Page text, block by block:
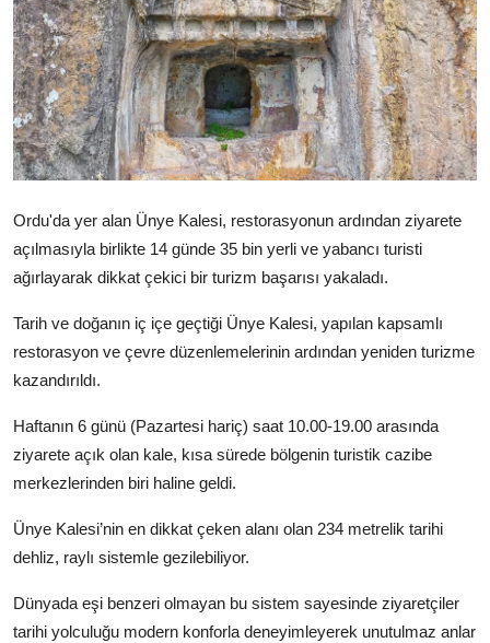
Ekonomi
Ordu'da yer alan Ünye Kalesi, restorasyonun ardından ziyarete
açılmasıyla birlikte 14 günde 35 bin yerli ve yabancı turisti
ağırlayarak dikkat çekici bir turizm başarısı yakaladı.
Tarih ve doğanın iç içe geçtiği Ünye Kalesi, yapılan kapsamlı
restorasyon ve çevre düzenlemelerinin ardından yeniden turizme
kazandırıldı.
Haftanın 6 günü (Pazartesi hariç) saat 10.00-19.00 arasında
ziyarete açık olan kale, kısa sürede bölgenin turistik cazibe
merkezlerinden biri haline geldi.
Ünye Kalesi’nin en dikkat çeken alanı olan 234 metrelik tarihi
dehliz, raylı sistemle gezilebiliyor.
Dünyada eşi benzeri olmayan bu sistem sayesinde ziyaretçiler
tarihi yolculuğu modern konforla deneyimleyerek unutulmaz anlar